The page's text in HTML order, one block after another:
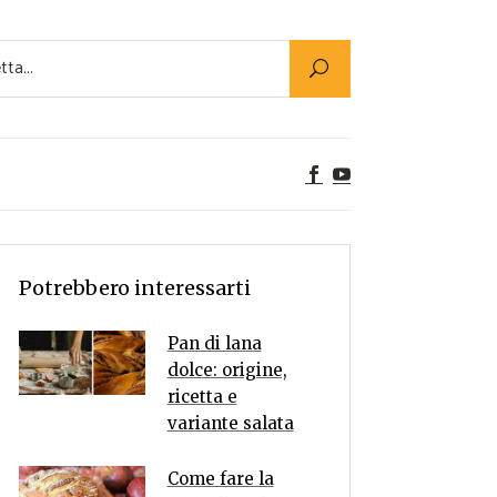
Utility
Alimenti
Rumors
Potrebbero interessarti
Pan di lana
dolce: origine,
ricetta e
variante salata
Come fare la